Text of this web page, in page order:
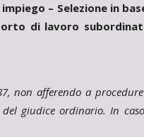
– Selezione in
di lavoro
non afferendo a
giudice ordinario. In